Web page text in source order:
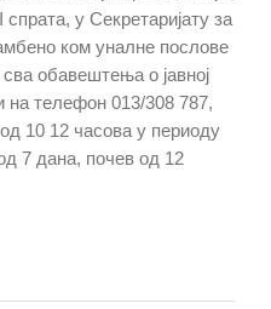
у Секретаријату за
ком уналне послове
обавештења о јавној
на телефон 013/308 787,
10 12 часова у периоду
7 дана, почев од 12